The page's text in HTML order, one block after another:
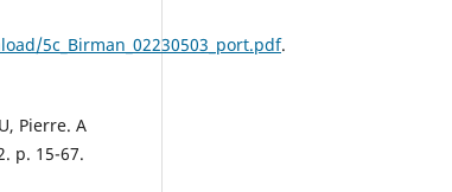
5c_Birman_02230503_port.pdf.
Pierre. A
p. 15-67.